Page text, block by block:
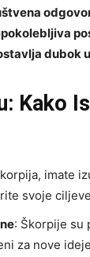
dubok
Kako
imate
svoje
: Škorpije su
za nove